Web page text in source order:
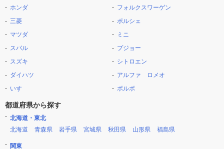
ホンダ
三菱
マツダ
スバル
スズキ
ダイハツ
いすゞ
フォルクスワーゲン
ポルシェ
ミニ
プジョー
シトロエン
アルファ ロメオ
ボルボ
都道府県から探す
北海道・東北
北海道
青森県 岩手県 宮城県 秋田県 山形県 福島県
関東